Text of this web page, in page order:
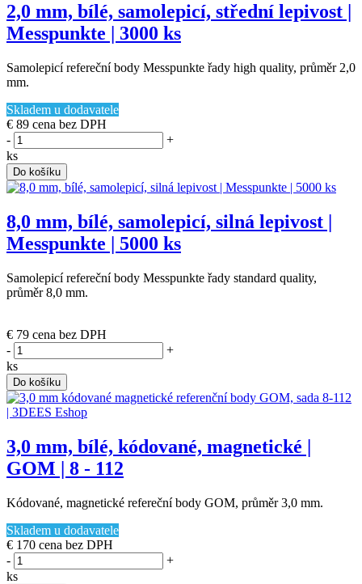
2,0 mm, bílé, samolepicí, střední lepivost |
Messpunkte | 3000 ks
Samolepicí refereční body Messpunkte řady high quality, průměr 2,0
mm.
Skladem u dodavatele
€ 89 cena bez DPH
-
+
ks
Do košíku
8,0 mm, bílé, samolepicí, silná lepivost |
Messpunkte | 5000 ks
Samolepicí refereční body Messpunkte řady standard quality,
průměr 8,0 mm.
€ 79 cena bez DPH
-
+
ks
Do košíku
3,0 mm, bílé, kódované, magnetické |
GOM | 8 - 112
Kódované, magnetické refereční body GOM, průměr 3,0 mm.
Skladem u dodavatele
€ 170 cena bez DPH
-
+
ks